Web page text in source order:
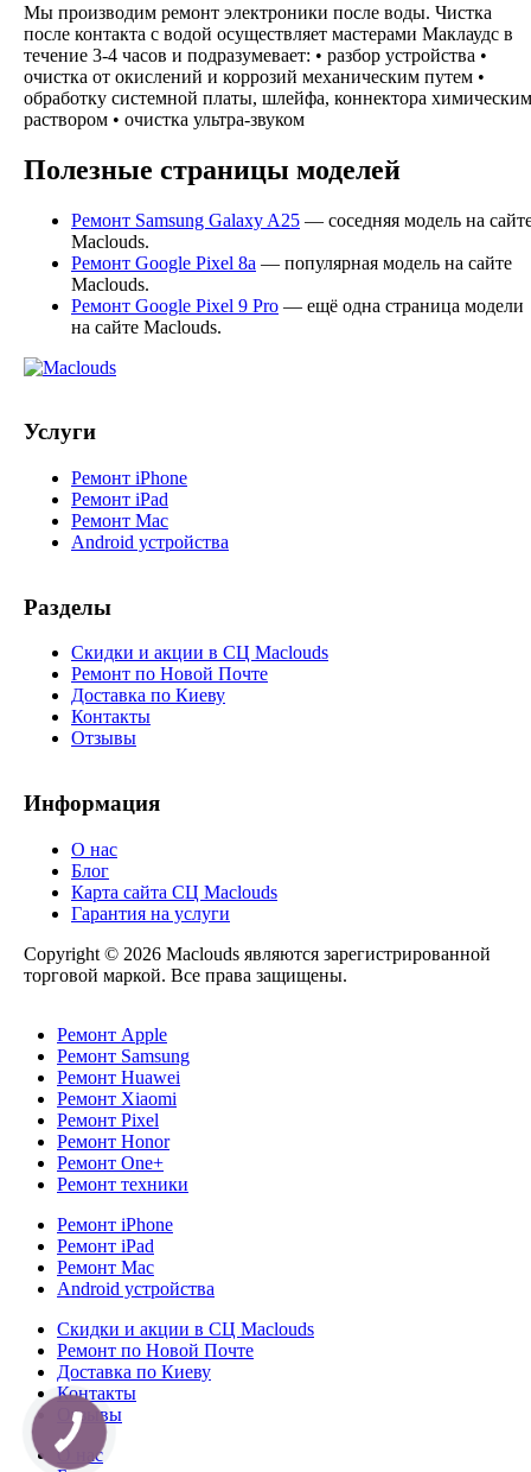
Мы производим ремонт электроники после воды. Чистка
после контакта с водой осуществляет мастерами Маклаудс в
течение 3-4 часов и подразумевает: • разбор устройства •
очистка от окислений и коррозий механическим путем •
обработку системной платы, шлейфа, коннектора химическим
раствором • очистка ультра-звуком
Полезные страницы моделей
Ремонт Samsung Galaxy A25 — соседняя модель на
Maclouds.
Ремонт Google Pixel 8a — популярная модель на сайте
Maclouds.
Ремонт Google Pixel 9 Pro — ещё одна страница модели
на сайте Maclouds.
Услуги
Ремонт iPhone
Ремонт iPad
Ремонт Mac
Android устройства
Разделы
Скидки и акции в СЦ Maclouds
Ремонт по Новой Почте
Доставка по Киеву
Контакты
Отзывы
Информация
О нас
Блог
Карта сайта СЦ Maclouds
Гарантия на услуги
Copyright © 2026 Maclouds являются зарегистрированной
торговой маркой. Все права защищены.
Ремонт Apple
Ремонт Samsung
Ремонт Huawei
Ремонт Xiaomi
Ремонт Pixel
Ремонт Honor
Ремонт One+
Ремонт техники
Ремонт iPhone
Ремонт iPad
Ремонт Mac
Android устройства
Скидки и акции в СЦ Maclouds
Ремонт по Новой Почте
Доставка по Киеву
Контакты
Отзывы
О нас